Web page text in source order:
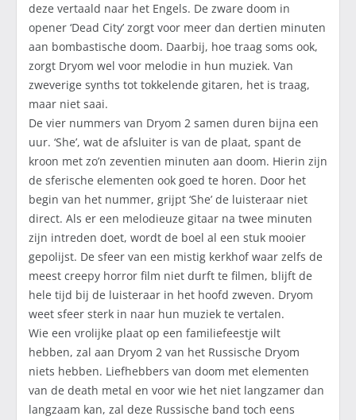
deze vertaald naar het Engels. De zware doom in
opener ‘Dead City’ zorgt voor meer dan dertien minuten
aan bombastische doom. Daarbij, hoe traag soms ook,
zorgt Dryom wel voor melodie in hun muziek. Van
zweverige synths tot tokkelende gitaren, het is traag,
maar niet saai.
De vier nummers van Dryom 2 samen duren bijna een
uur. ‘She’, wat de afsluiter is van de plaat, spant de
kroon met zo’n zeventien minuten aan doom. Hierin zijn
de sferische elementen ook goed te horen. Door het
begin van het nummer, grijpt ‘She’ de luisteraar niet
direct. Als er een melodieuze gitaar na twee minuten
zijn intreden doet, wordt de boel al een stuk mooier
gepolijst. De sfeer van een mistig kerkhof waar zelfs de
meest creepy horror film niet durft te filmen, blijft de
hele tijd bij de luisteraar in het hoofd zweven. Dryom
weet sfeer sterk in naar hun muziek te vertalen.
Wie een vrolijke plaat op een familiefeestje wilt
hebben, zal aan Dryom 2 van het Russische Dryom
niets hebben. Liefhebbers van doom met elementen
van de death metal en voor wie het niet langzamer dan
langzaam kan, zal deze Russische band toch eens